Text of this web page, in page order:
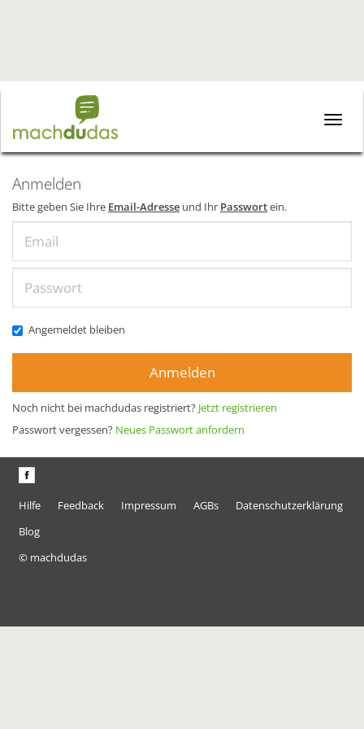
Toggle
Anmelden
Bitte geben Sie Ihre Email-Adresse und Ihr Passwortein.
Angemeldet bleiben
Anmelden
Noch nicht bei machdudas registriert? Jetzt registrieren
Passwort vergessen? Neues Passwort anfordern
Hilfe Feedback Impressum AGBs
Datenschutzerklärung
Blog
© machdudas